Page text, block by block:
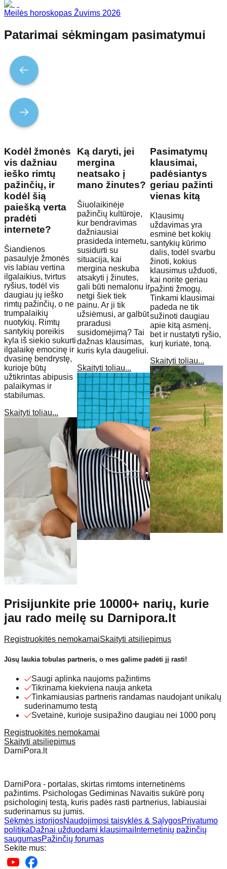
Meilės horoskopas Žuvims 2026
Patarimai sėkmingam pasimatymui
Kodėl žmonės
vis dažniau
ieško rimtų
pažinčių, ir
kodėl šią
paiešką verta
pradėti
internete?
Šiandienos
pasaulyje žmonės
vis labiau vertina
ilgalaikius, tvirtus
ryšius, todėl vis
daugiau jų ieško
rimtų pažinčių, o ne
trumpalaikių
nuotykių. Rimtų
santykių poreikis
kyla iš siekio sukurti
ilgalaikę emocinę ir
dvasinę bendrystę,
kurioje būtų
užtikrintas abipusis
palaikymas ir
stabilumas.
Skaityti toliau...
Ką daryti, jei
mergina
neatsako į
mano žinutes?
Šiuolaikinėje
pažinčių kultūroje,
kur bendravimas
dažniausiai
prasideda internetu,
susidurti su
situacija, kai
mergina neskuba
atsakyti į žinutes,
gali būti nemalonu ir
netgi šiek tiek
painu. Ar ji tik
užsiėmusi, ar galbūt
praradusi
susidomėjimą? Tai
dažnas klausimas,
kuris kyla daugeliui.
Skaityti toliau...
Pasimatymų
klausimai,
padėsiantys
geriau pažinti
vienas kitą
Klausimų
uždavimas yra
esminė bet kokių
santykių kūrimo
dalis, todėl svarbu
žinoti, kokius
klausimus užduoti,
kai norite geriau
pažinti žmogų.
Tinkami klausimai
padeda ne tik
sužinoti daugiau
apie kitą asmenį,
bet ir nustatyti ryšio,
kurį kuriate, toną.
Skaityti toliau...
Prisijunkite prie 10000+ narių, kurie
jau rado meilę su Darnipora.lt
Registruokitės nemokamaiSkaityti atsiliepimus
Jūsų laukia tobulas partneris, o mes galime padėti jį rasti!
Saugi aplinka naujoms pažintims
Tikrinama kiekviena nauja anketa
Tinkamiausias partneris randamas naudojant unikalų
suderinamumo testą
Svetainė, kurioje susipažino daugiau nei 1000 porų
Registruokitės nemokamai
Skaityti atsiliepimus
DarniPora.lt
DarniPora - portalas, skirtas rimtoms internetinėms
pažintims. Psichologas Gediminas Navaitis sukūrė porų
psichologinį testą, kuris padės rasti partnerius, labiausiai
suderinamus su jumis.
Sėkmės istorijosNaudojimosi taisyklės & SąlygosPrivatumo
politikaDažnai užduodami klausimai Internetinių pažinčių
saugumasPažinčių forumas
Sekite mus: